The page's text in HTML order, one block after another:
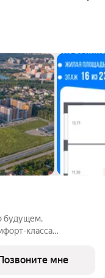
будущем.
класса
сдает квартиры
мне